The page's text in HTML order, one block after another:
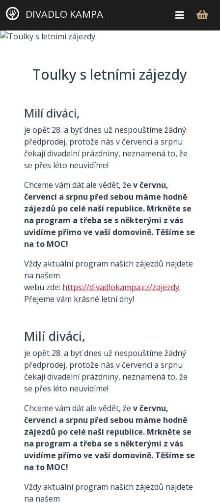
DIVADLO KAMPA
Toulky s letními zájezdy
Milí diváci,
je opět 28. a byť dnes už nespouštíme žádný
předprodej, protože nás v červenci a srpnu
čekají divadelní prázdniny, neznamená to, že
se přes léto neuvidíme!
Chceme vám dát ale vědět, žev červnu,
červenci a srpnu před sebou máme hodně
zájezdů po celé naší republice. Mrkněte se
na program a třeba se s některými z vás
uvidíme přímo ve vaší domovině. Těšíme se
na to MOC!
Vždy aktuální program našich zájezdů najdete
na našem
webu zde: https://divadlokampa.cz/zajezdy.
Přejeme vám krásné letní dny!
Milí diváci,
je opět 28. a byť dnes už nespouštíme žádný
předprodej, protože nás v červenci a srpnu
čekají divadelní prázdniny, neznamená to, že
se přes léto neuvidíme!
Chceme vám dát ale vědět, žev červnu,
červenci a srpnu před sebou máme hodně
zájezdů po celé naší republice. Mrkněte se
na program a třeba se s některými z vás
uvidíme přímo ve vaší domovině. Těšíme se
na to MOC!
Vždy aktuální program našich zájezdů najdete
na našem